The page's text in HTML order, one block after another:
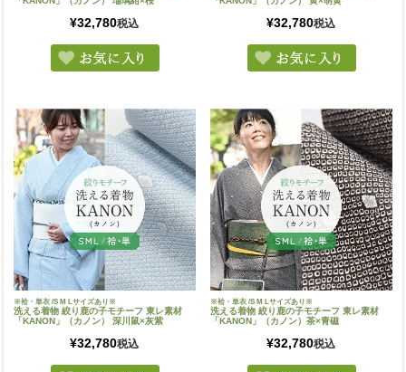
¥32,780税込 ¥32,780税込
※袷・単衣 /S M Lサイズあり※
洗える着物 絞り鹿の子モチーフ 東レ素材
「KANON」（カノン） 深川鼠×灰紫
¥32,780税込
※袷・単衣 /S M Lサイズあり※
洗える着物 絞り鹿の子モチーフ 東レ素材
「KANON」（カノン）茶×青磁
¥32,780税込